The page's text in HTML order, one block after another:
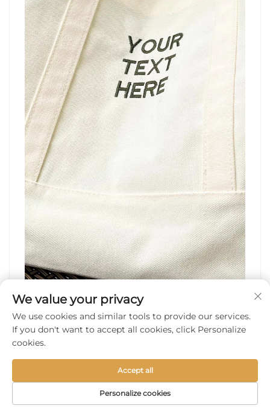
2026-01-20
Hogyan erősíthetik a
bevásárlóközpontok a ...
We value your privacy
We use cookies and similar tools to provide our services.
If you don't want to accept all cookies, click Personalize
cookies.
Personalize cookies
Accept all